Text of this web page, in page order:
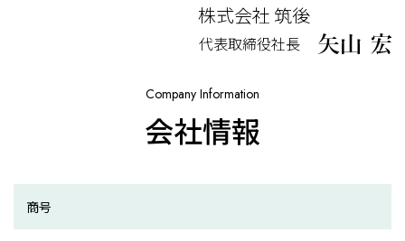
株式会社 筑後
代表取締役社長
Company Information
会社情報
商号